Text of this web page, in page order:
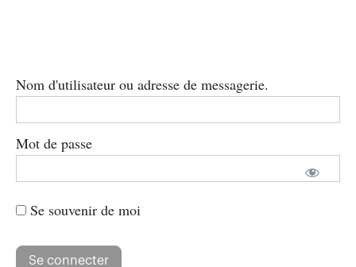
Nom d'utilisateur ou adresse de messagerie.
Mot de passe
Se souvenir de moi